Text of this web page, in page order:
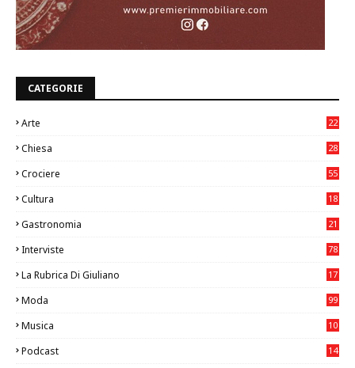
CATEGORIE
Arte
22
Chiesa
28
Crociere 55
Cultura
18
Gastronomia
21
Interviste 78
La Rubrica Di Giuliano
17
Moda 99
Musica
10
Podcast 14